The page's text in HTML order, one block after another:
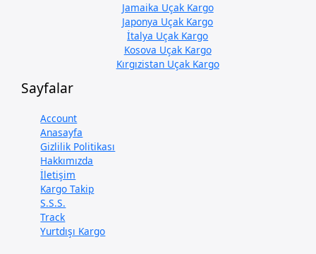
Jamaika Uçak Kargo
Japonya Uçak Kargo
İtalya Uçak Kargo
Kosova Uçak Kargo
Kırgızistan Uçak Kargo
Sayfalar
Account
Anasayfa
Gizlilik Politikası
Hakkımızda
İletişim
Kargo Takip
S.S.S.
Track
Yurtdışı Kargo